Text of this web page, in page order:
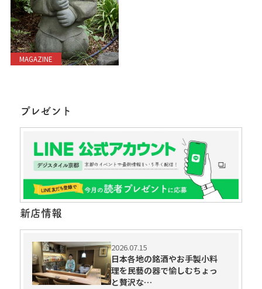
MAGAZINE
プレゼント
新店情報
2026.07.15
日本各地の銘酒やお手製小料
理を民藝の器で愉しむちょっ
と贅沢な…